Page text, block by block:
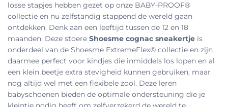
losse stapjes hebben gezet op onze BABY-PROOF®
collectie en nu zelfstandig stappend de wereld gaan
ontdekken. Denk aan een leeftijd tussen de 12 en 18
maanden. Deze stoere Shoesme cognac sneakertje is
onderdeel van de Shoesme ExtremeFlex® collectie en zijn
daarmee perfect voor kindjes die inmiddels los lopen en al
een klein beetje extra stevigheid kunnen gebruiken, maar
nog altijd wel met een flexibele zool. Deze leren
babyschoenen bieden de optimale ondersteuning die je